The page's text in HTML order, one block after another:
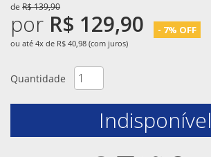
de R$ 139,90
por R$ 129,90 - 7% OFF
ou até 4x de R$ 40,98 (com juros)
Quantidade
Indisponível